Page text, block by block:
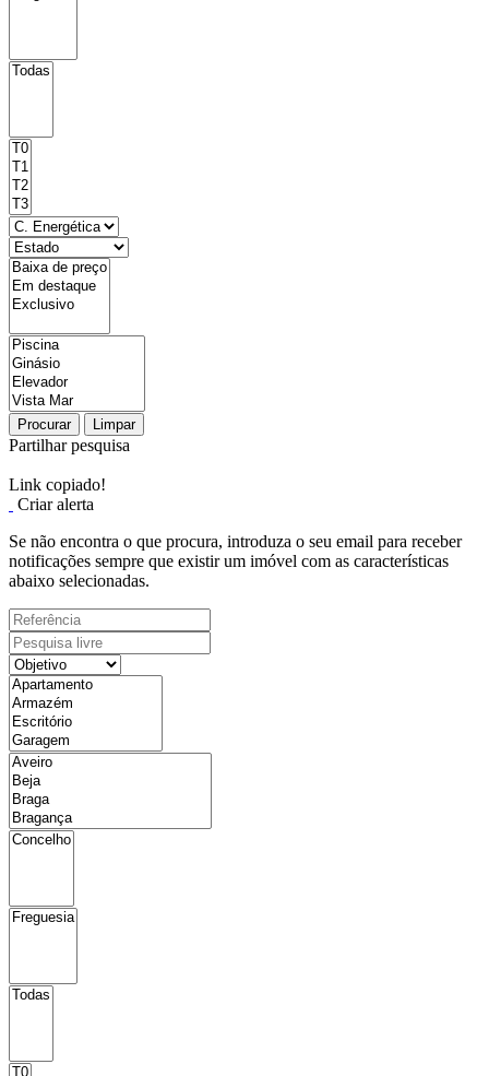
Procurar Limpar
Partilhar pesquisa
Link copiado!
Criar alerta
Se não encontra o que procura, introduza o seu email para receber
notificações sempre que existir um imóvel com as características
abaixo selecionadas.